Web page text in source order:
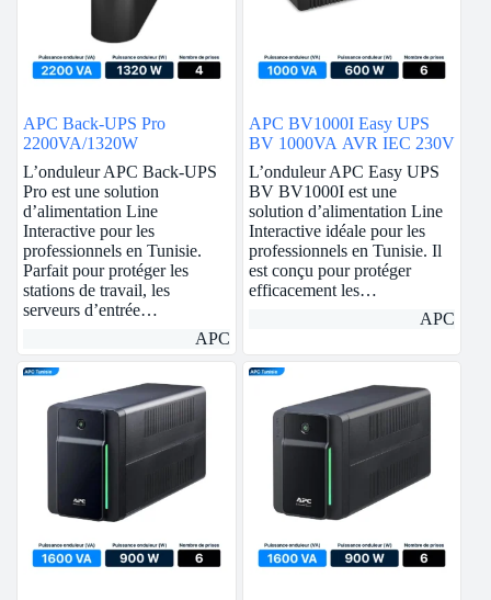
APC Back-UPS Pro
2200VA/1320W
L’onduleur APC Back-UPS
Pro est une solution
d’alimentation Line
Interactive pour les
professionnels en Tunisie.
Parfait pour protéger les
stations de travail, les
serveurs d’entrée…
APC
APC BV1000I Easy UPS
BV 1000VA AVR IEC 230V
L’onduleur APC Easy UPS
BV BV1000I est une
solution d’alimentation Line
Interactive idéale pour les
professionnels en Tunisie. Il
est conçu pour protéger
efficacement les…
APC